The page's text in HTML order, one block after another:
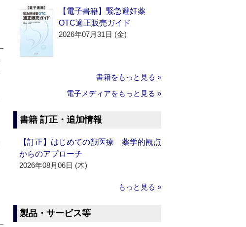
【電子書籍】緊急避妊薬
OTC適正販売ガイド
2026年07月31日 (金)
書籍をもっと見る »
電子メディアをもっと見る »
書籍 訂正・追加情報
【訂正】はじめての獣医療 薬学的観点
からのアプローチ
2026年08月06日 (木)
もっと見る »
製品・サービス等